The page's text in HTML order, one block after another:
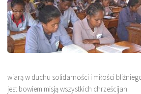
wiarą w duchu solidarności i miłości
jest bowiem misją wszystkich chrześcijan.